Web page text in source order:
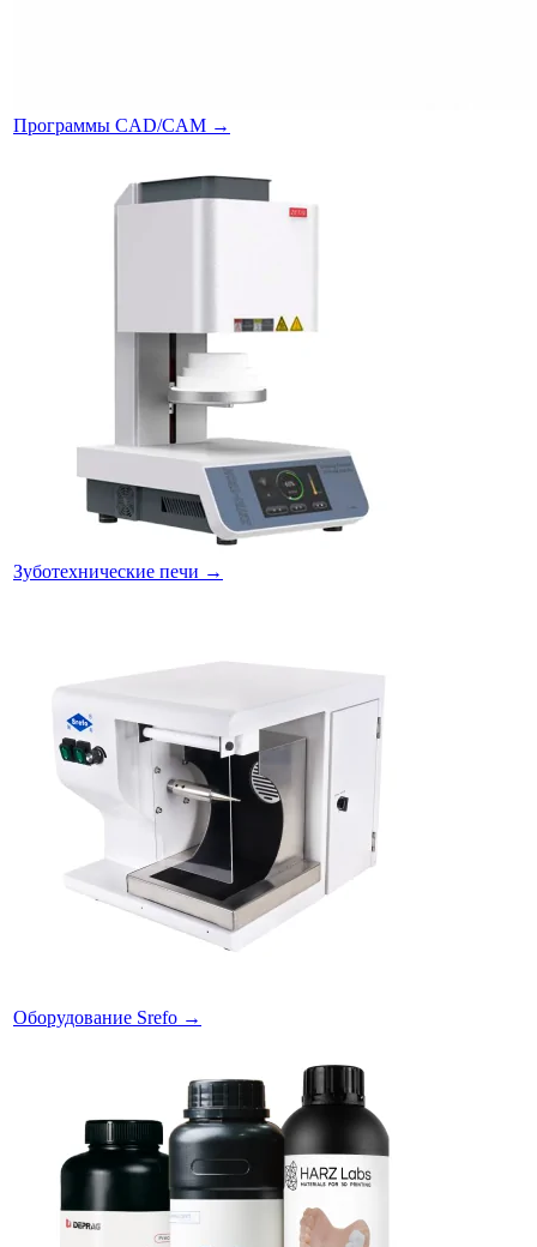
Программы CAD/CAM →
Зуботехнические печи →
Оборудование Srefo →